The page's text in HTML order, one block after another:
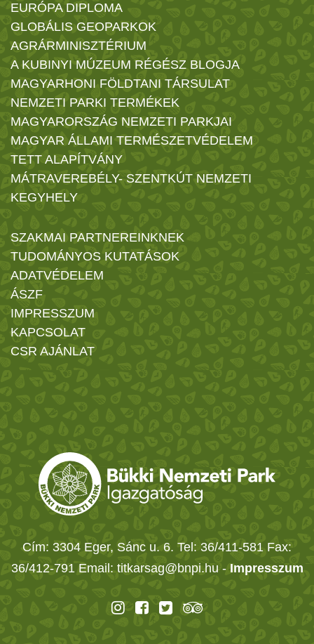
EURÓPA DIPLOMA
GLOBÁLIS GEOPARKOK
AGRÁRMINISZTÉRIUM
A KUBINYI MÚZEUM RÉGÉSZ BLOGJA
MAGYARHONI FÖLDTANI TÁRSULAT
NEMZETI PARKI TERMÉKEK
MAGYARORSZÁG NEMZETI PARKJAI
MAGYAR ÁLLAMI TERMÉSZETVÉDELEM
TETT ALAPÍTVÁNY
MÁTRAVEREBÉLY- SZENTKÚT NEMZETI
KEGYHELY
SZAKMAI PARTNEREINKNEK
TUDOMÁNYOS KUTATÁSOK
ADATVÉDELEM
ÁSZF
IMPRESSZUM
KAPCSOLAT
CSR AJÁNLAT
Cím: 3304 Eger, Sánc u. 6. Tel: 36/411-581 Fax:
36/412-791 Email: titkarsag@bnpi.hu - Impresszum